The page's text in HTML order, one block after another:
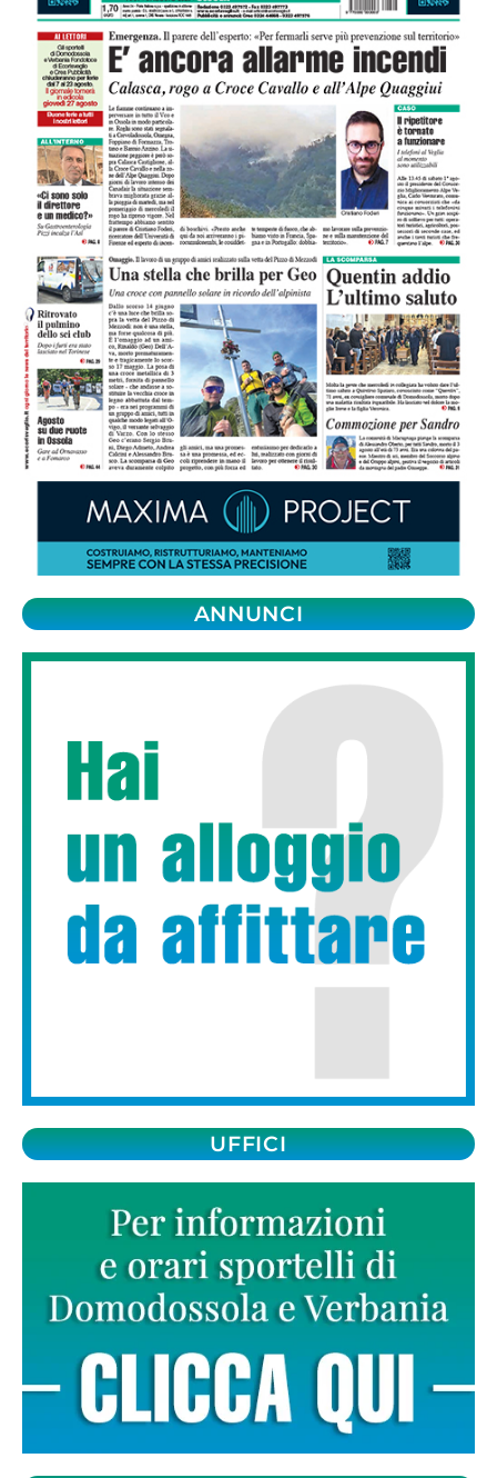
ANNUNCI
UFFICI